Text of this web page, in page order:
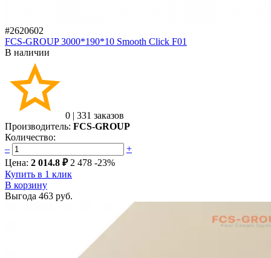
#2620602
FCS-GROUP 3000*190*10 Smooth Click F01
В наличии
0 | 331 заказов
Производитель: FCS-GROUP
Количество:
–
+
Цена: 2 014.8 ₽ 2 478 -23%
Купить в 1 клик
В корзину
Выгода 463 руб.